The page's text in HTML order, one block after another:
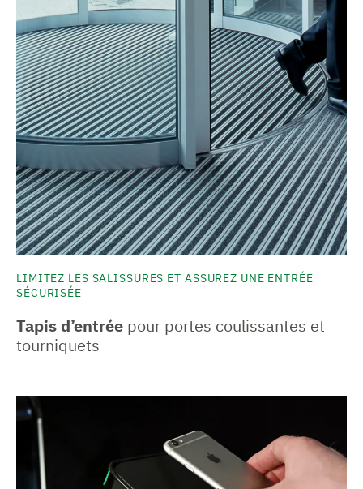
LIMITEZ LES SALISSURES ET ASSUREZ UNE ENTRÉE
SÉCURISÉE
Tapis d’entrée pour portes coulissantes et
tourniquets